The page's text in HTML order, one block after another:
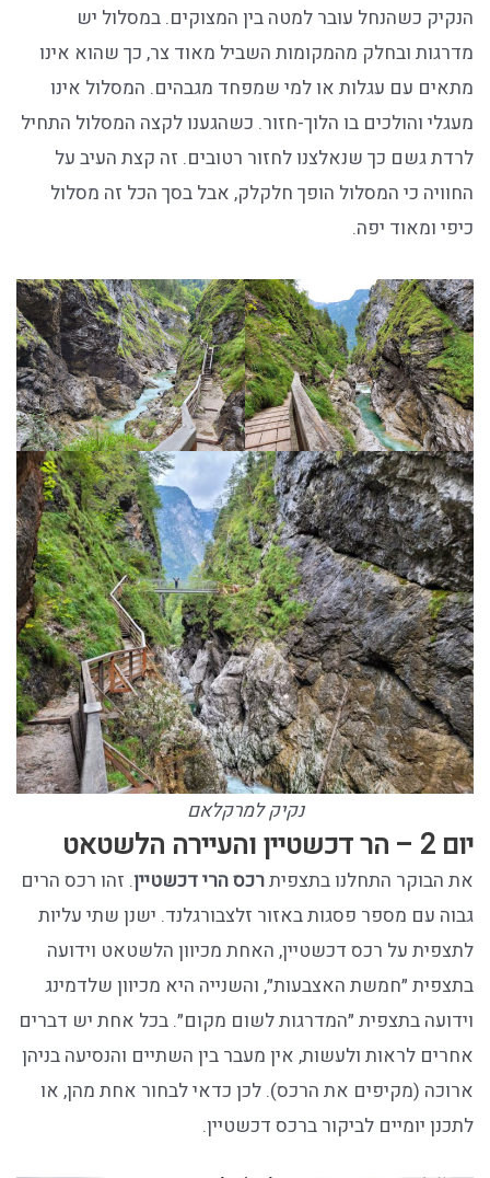
הנקיק כשהנחל עובר למטה בין המצוקים. במסלול יש
מדרגות ובחלק מהמקומות השביל מאוד צר, כך שהוא אינו
מתאים עם עגלות או למי שמפחד מגבהים. המסלול אינו
מעגלי והולכים בו הלוך-חזור. כשהגענו לקצה המסלול התחיל
לרדת גשם כך שנאלצנו לחזור רטובים. זה קצת העיב על
החוויה כי המסלול הופך חלקלק, אבל בסך הכל זה מסלול
כיפי ומאוד יפה.
נקיק למרקלאם
יום 2 – הר דכשטיין והעיירה הלשטאט
את הבוקר התחלנו בתצפיתרכס הרי דכשטיין. זהו רכס הרים
גבוה עם מספר פסגות באזור זלצבורגלנד. ישנן שתי עליות
לתצפית על רכס דכשטיין, האחת מכיוון הלשטאט וידועה
בתצפית ״חמשת האצבעות״, והשנייה היא מכיוון שלדמינג
וידועה בתצפית ״המדרגות לשום מקום״. בכל אחת יש דברים
אחרים לראות ולעשות, אין מעבר בין השתיים והנסיעה בניהן
ארוכה (מקיפים את הרכס). לכן כדאי לבחור אחת מהן, או
לתכנן יומיים לביקור ברכס דכשטיין.